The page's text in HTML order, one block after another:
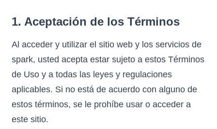
1. Aceptación de los Términos
Al acceder y utilizar el sitio web y los servicios de
spark, usted acepta estar sujeto a estos Términos
de Uso y a todas las leyes y regulaciones
aplicables. Si no está de acuerdo con alguno de
estos términos, se le prohíbe usar o acceder a
este sitio.